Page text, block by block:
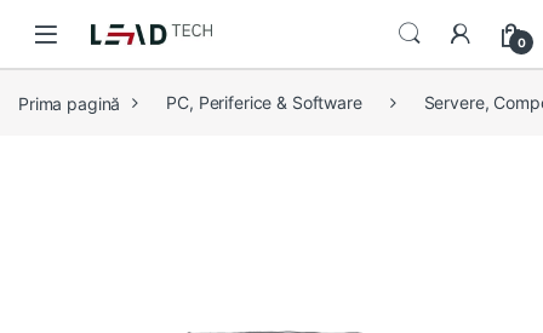
0
Prima pagină PC, Periferice & Software Servere,